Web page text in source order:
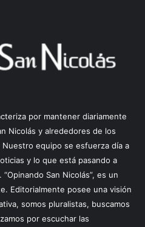
por mantener diariamente
Nicolás y alrededores de los
equipo se esfuerza día a
y lo que está pasando a
San Nicolás”, es un
Editorialmente posee una visión
somos pluralistas, buscamos
por escuchar las